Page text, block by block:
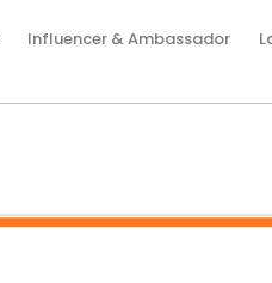
Influencer & Ambassador